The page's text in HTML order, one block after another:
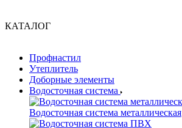
КАТАЛОГ
Профнастил
Утеплитель
Доборные элементы
Водосточная система
Водосточная система металлическая